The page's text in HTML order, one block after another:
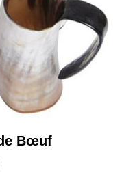
Bœuf